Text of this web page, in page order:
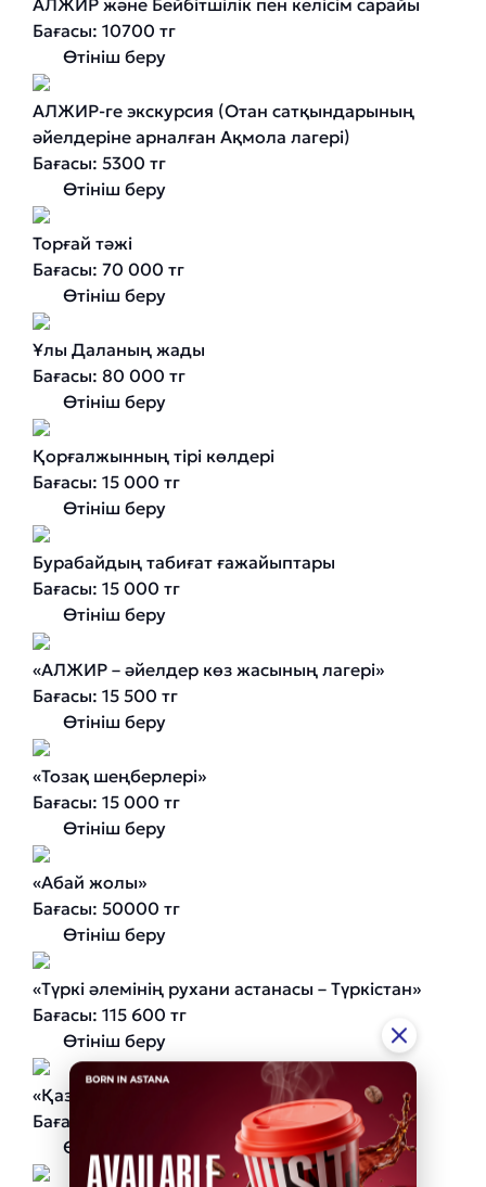
АЛЖИР және Бейбітшілік пен келісім сарайы
Бағасы: 10700 тг
Өтініш беру
АЛЖИР-ге экскурсия (Отан сатқындарының
әйелдеріне арналған Ақмола лагері)
Бағасы: 5300 тг
Өтініш беру
Торғай тәжi
Бағасы: 70 000 тг
Өтініш беру
Ұлы Даланың жады
Бағасы: 80 000 тг
Өтініш беру
Қорғалжынның тірі көлдері
Бағасы: 15 000 тг
Өтініш беру
Бурабайдың табиғат ғажайыптары
Бағасы: 15 000 тг
Өтініш беру
«АЛЖИР – әйелдер көз жасының лагері»
Бағасы: 15 500 тг
Өтініш беру
«Тозақ шеңберлері»
Бағасы: 15 000 тг
Өтініш беру
«Абай жолы»
Бағасы: 50000 тг
Өтініш беру
«Түркі әлемінің рухани астанасы – Түркістан»
Бағасы: 115 600 тг
Өтініш беру
«Қазақстанның інжу-маржаны – Бурабай»
Бағасы: 18 000 тг
Өтініш беру